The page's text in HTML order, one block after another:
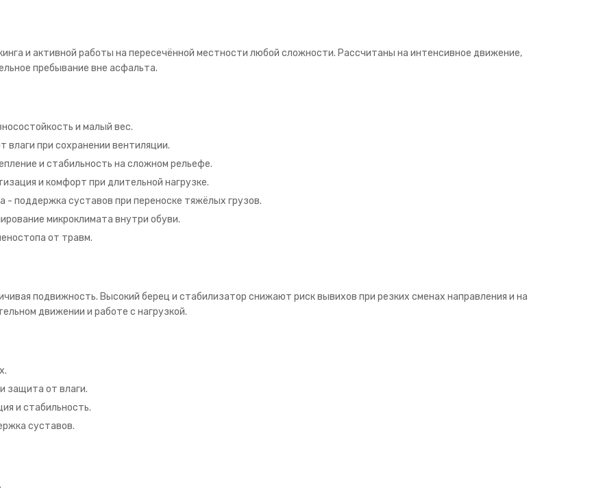
и активной работы на пересечённой местности любой сложности. Рассчитаны на интенсивное движение,
пребывание вне асфальта.
и малый вес.
при сохранении вентиляции.
и стабильность на сложном рельефе.
и комфорт при длительной нагрузке.
поддержка суставов при переноске тяжёлых грузов.
микроклимата внутри обуви.
от травм.
подвижность. Высокий берец и стабилизатор снижают риск вывихов при резких сменах направления и на
движении и работе с нагрузкой.
защита от влаги.
и стабильность.
суставов.